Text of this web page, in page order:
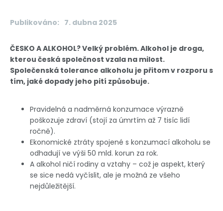
Publikováno: 7. dubna 2025
ČESKO A ALKOHOL?Velký problém. Alkohol je droga,
kterou česká společnost vzala na milost.
Společenská tolerance alkoholu je přitom v rozporu s
tím, jaké dopady jeho pití způsobuje.
Pravidelná a nadměrná konzumace výrazně
poškozuje zdraví (stojí za úmrtím až 7 tisíc lidí
ročně).
Ekonomické ztráty spojené s konzumací alkoholu se
odhadují ve výši 50 mld. korun za rok.
A alkohol ničí rodiny a vztahy – což je aspekt, který
se sice nedá vyčíslit, ale je možná ze všeho
nejdůležitější.